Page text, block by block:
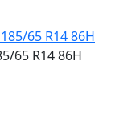
65 R14 86H